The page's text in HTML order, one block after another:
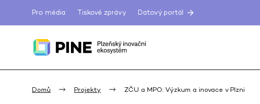
Pro média Tiskové zprávy Datový portál
Domů Projekty ZČU a MPO: Výzkum a inovace v Plzni